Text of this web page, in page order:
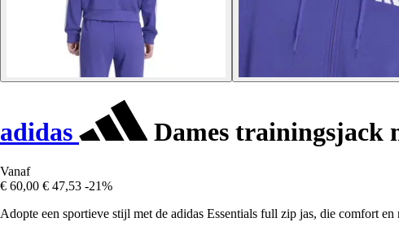
adidas Dames trainingsjack
Vanaf
€ 60,00 € 47,53 -21%
Adopte een sportieve stijl met de adidas Essentials full zip jas, die comfort